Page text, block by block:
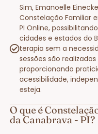
Sim, Emanoelle
Constelação Familiar
PI Online,
cidades e estados do
terapia sem a
sessões são
proporcionando
acessibilidade,
esteja.
O que é
da Canabrava - PI?